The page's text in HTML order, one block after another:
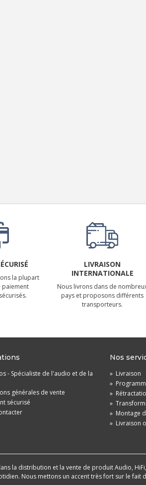
la plupart
paiement
LIVRAISON
INTERNATIONALE
Nous livrons dans de
pays et proposons différents
transporteurs.
- Spécialiste de l'audio et de la
générales de vente
sécurisé
Nos
» Livraison
»
»
»
» Montage
» Livraison
la distribution et la vente de produit Audio,
Nous mettons un accent très fort sur le